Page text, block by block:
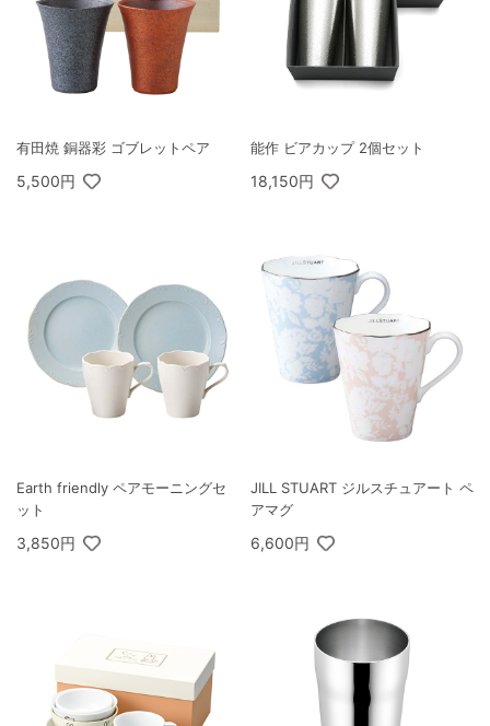
有田焼 銅器彩 ゴブレットペア
5,500円
能作 ビアカップ 2個セット
18,150円
Earth friendly ペアモーニングセ
ット
3,850円
JILL STUART ジルスチュアート ペ
アマグ
6,600円